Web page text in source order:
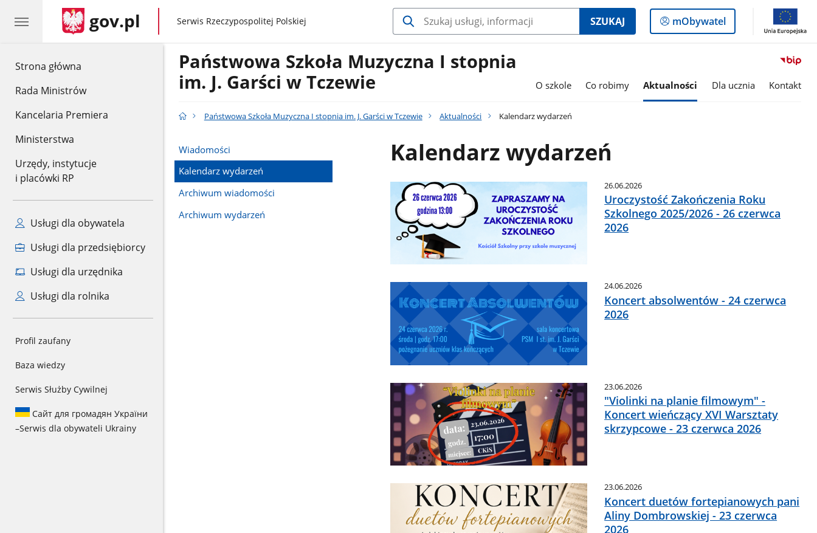
Strona główna
Rada Ministrów
Kancelaria Premiera
Ministerstwa
Urzędy, instytucje
i placówki RP
Usługi dla obywatela
Usługi dla przedsiębiorcy
Usługi dla urzędnika
Usługi dla rolnika
Profil zaufany
Baza wiedzy
Serwis Służby Cywilnej
Сайт для громадян України
–Serwis dla obywateli Ukrainy
gov.pl gov.pl
Serwis Rzeczypospolitej Polskiej SZUKAJ
Logowanie
do
mObywatel
Państwowa Szkoła Muzyczna I stopnia
im. J. Garści w Tczewie
O szkole Co robimy Aktualności Dla ucznia Kontakt
Państwowa Szkoła Muzyczna I stopnia im. J. Garści w Tczewie Aktualności Kalendarz wydarzeń
Wiadomości
Kalendarz wydarzeń
Archiwum wiadomości
Archiwum wydarzeń
Kalendarz wydarzeń
26.06.2026
Uroczystość Zakończenia Roku
Szkolnego 2025/2026 - 26 czerwca
2026
24.06.2026
Koncert absolwentów - 24 czerwca
2026
23.06.2026
"Violinki na planie filmowym" -
Koncert wieńczący XVI Warsztaty
skrzypcowe - 23 czerwca 2026
23.06.2026
Koncert duetów fortepianowych pani
Aliny Dombrowskiej - 23 czerwca
2026